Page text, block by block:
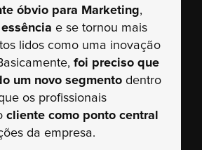
óbvio para Marketing,
e se tornou mais
lidos como uma inovação
foi preciso que
um novo segmento dentro
os profissionais
cliente como ponto central
da empresa.